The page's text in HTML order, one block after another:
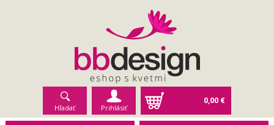
Hľadať Prihlásiť
0,00 €